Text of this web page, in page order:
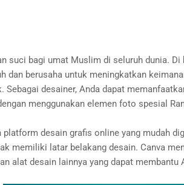
suci bagi umat Muslim di seluruh dunia.
dan berusaha untuk meningkatkan
Sebagai desainer, Anda dapat
menggunakan elemen foto spesial
platform desain grafis online yang mudah
memiliki latar belakang desain. Canva
alat desain lainnya yang dapat membantu